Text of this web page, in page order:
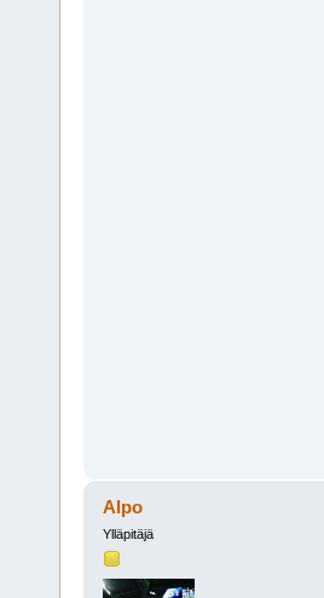
Alpo
Ylläpitäjä